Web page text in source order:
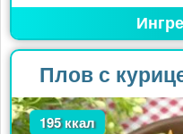
Плов с
195 ккал